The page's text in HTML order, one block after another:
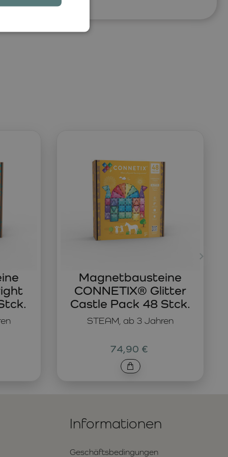
STEAM, ab 3 Jahren
Magnetbausteine
CONNETIX® Glitter
Castle Pack 48 Stck.
74,90 €
Informationen
Geschäftsbedingungen